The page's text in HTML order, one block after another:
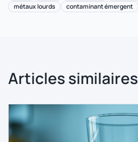
métaux lourds
contaminant émergent
Articles similaires